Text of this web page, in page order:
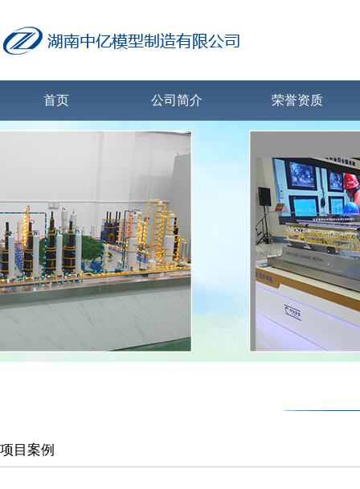
首页 公司简介 荣誉资质
项目案例